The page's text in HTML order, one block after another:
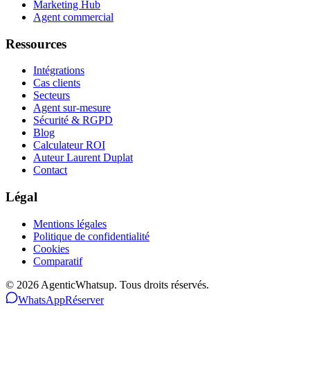
Marketing Hub
Agent commercial
Ressources
Intégrations
Cas clients
Secteurs
Agent sur-mesure
Sécurité & RGPD
Blog
Calculateur ROI
Auteur Laurent Duplat
Contact
Légal
Mentions légales
Politique de confidentialité
Cookies
Comparatif
© 2026 AgenticWhatsup. Tous droits réservés.
WhatsAppRéserver